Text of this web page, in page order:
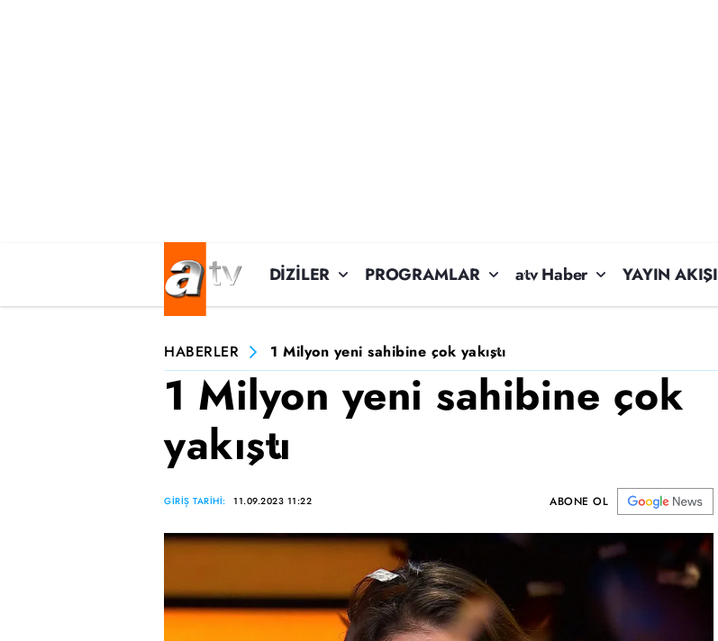
DİZİLER PROGRAMLAR atv Haber YAYIN AKIŞI
HABERLER 1 Milyon yeni sahibine çok yakıştı
1 Milyon yeni sahibine çok
yakıştı
GİRİŞ TARİHİ: 11.09.2023 11:22 ABONE OL